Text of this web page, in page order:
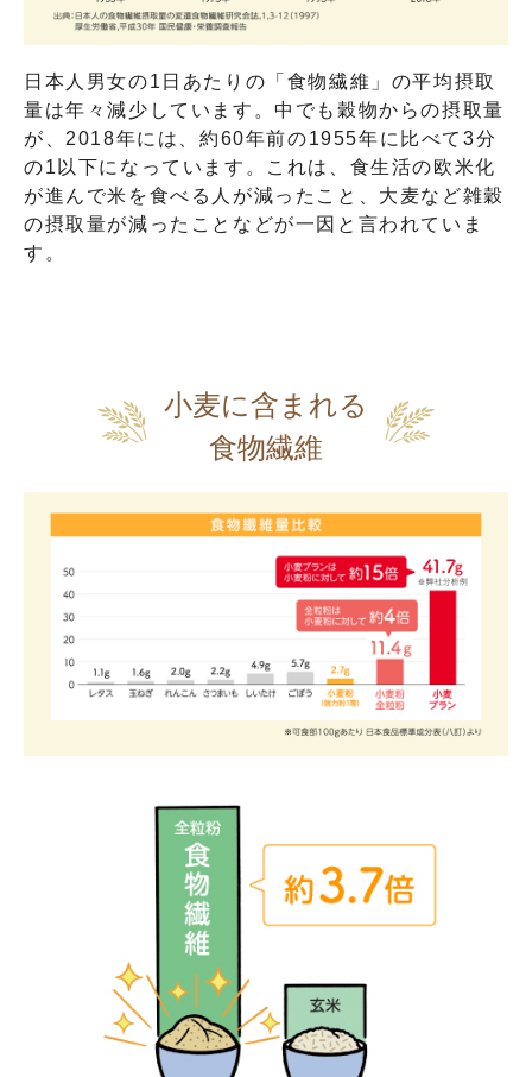
日本人男女の1日あたりの「食物繊維」の平均摂取
量は年々減少しています。中でも穀物からの摂取量
が、2018年には、約60年前の1955年に比べて3分
の1以下になっています。これは、食生活の欧米化
が進んで米を食べる人が減ったこと、大麦など雑穀
の摂取量が減ったことなどが一因と言われていま
す。
小麦に含まれる
食物繊維